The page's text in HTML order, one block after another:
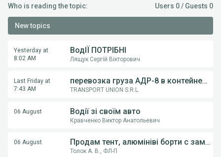
Who is reading the topic: Users 0 / Guests 0
New topics
Yesterday at
8:02 AM
ВодІЇ ПОТРІБНІ
Лящук Сергій Вікторович
Last Friday at
7:43 AM
перевозка груза АДР-8 в контейнерах из Румынии в Украину
TRANSPORT UNION S.R.L.
06 August Водії зі своїм авто
Кравченко Виктор Анатольевич
06 August Продам тент, алюмініві борти с замками, на напівпричіпи KOGEL, Krona.
Толок А. В., ФЛ-П